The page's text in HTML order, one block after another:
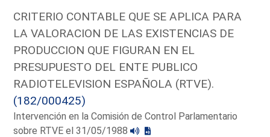
CRITERIO CONTABLE QUE SE APLICA PARA
LA VALORACION DE LAS EXISTENCIAS DE
PRODUCCION QUE FIGURAN EN EL
PRESUPUESTO DEL ENTE PUBLICO
RADIOTELEVISION ESPAÑOLA (RTVE).
(182/000425)
Intervención en la Comisión de Control Parlamentario
sobre RTVE el 31/05/1988